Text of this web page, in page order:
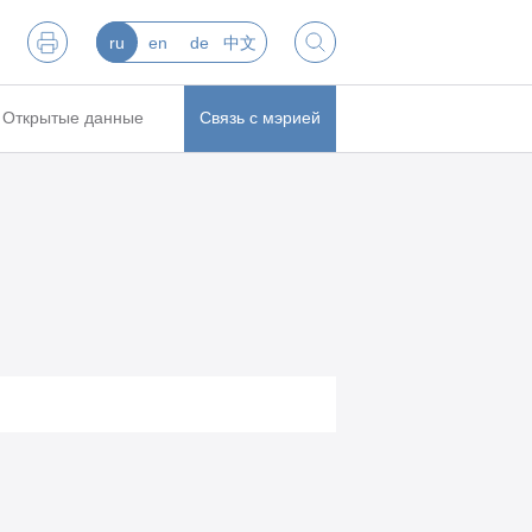
ru en de 中文
Открытые данные Связь с мэрией